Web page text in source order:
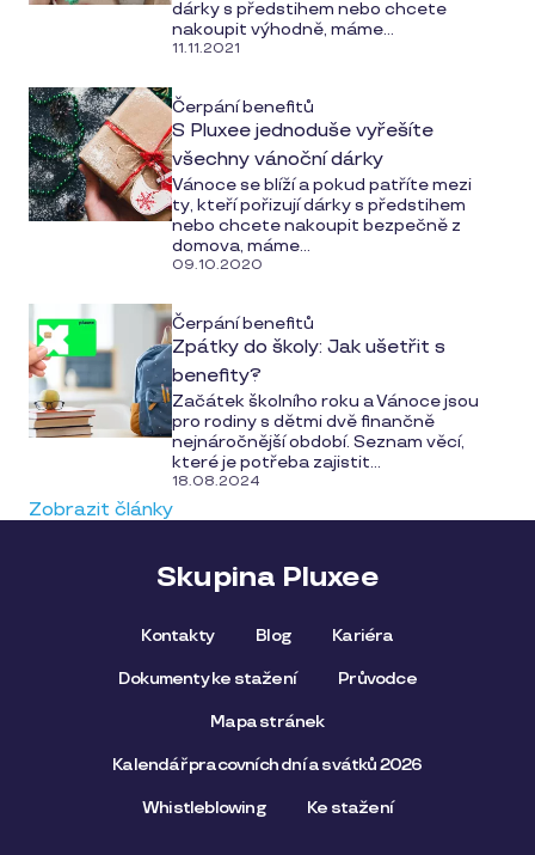
dárky s předstihem nebo chcete
nakoupit výhodně, máme...
11.11.2021
Čerpání benefitů
S Pluxee jednoduše vyřešíte
všechny vánoční dárky
Vánoce se blíží a pokud patříte mezi
ty, kteří pořizují dárky s předstihem
nebo chcete nakoupit bezpečně z
domova, máme...
09.10.2020
Čerpání benefitů
Zpátky do školy: Jak ušetřit s
benefity?
Začátek školního roku a Vánoce jsou
pro rodiny s dětmi dvě finančně
nejnáročnější období. Seznam věcí,
které je potřeba zajistit...
18.08.2024
Zobrazit články
Skupina Pluxee
Kontakty Blog Kariéra
Dokumenty ke stažení Průvodce
Mapa stránek
Kalendář pracovních dní a svátků 2026
Whistleblowing Ke stažení